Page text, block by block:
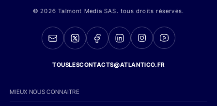
© 2026 Talmont Media SAS. tous droits réservés.
TOUSLESCONTACTS@ATLANTICO.FR
MIEUX NOUS CONNAITRE